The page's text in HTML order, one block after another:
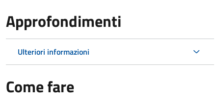
Approfondimenti
Ulteriori informazioni
Come fare